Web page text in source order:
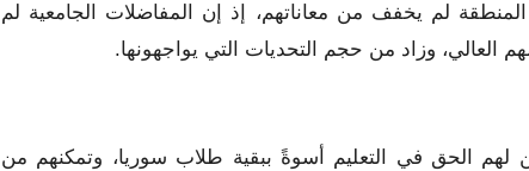
لم يخفف من معاناتهم، إذ إن المفاضلات الجامعية لم
وزاد من حجم التحديات التي يواجهونها.
لهم الحق في التعليم أسوةً ببقية طلاب سوريا، وتمكنهم من